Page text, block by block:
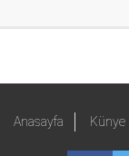
Anasayfa Künye